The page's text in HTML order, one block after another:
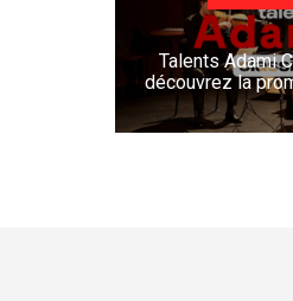
Talents Adami
découvrez la